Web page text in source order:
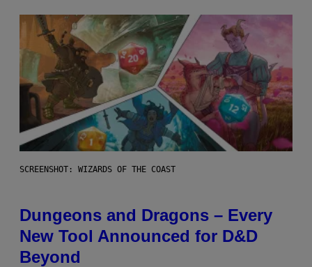
SCREENSHOT: WIZARDS OF THE COAST
Dungeons and Dragons – Every
New Tool Announced for D&D
Beyond